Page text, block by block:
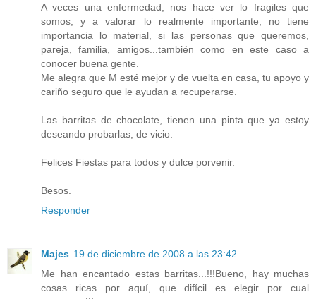
A veces una enfermedad, nos hace ver lo fragiles que
somos, y a valorar lo realmente importante, no tiene
importancia lo material, si las personas que queremos,
pareja, familia, amigos...también como en este caso a
conocer buena gente.
Me alegra que M esté mejor y de vuelta en casa, tu apoyo y
cariño seguro que le ayudan a recuperarse.
Las barritas de chocolate, tienen una pinta que ya estoy
deseando probarlas, de vicio.
Felices Fiestas para todos y dulce porvenir.
Besos.
Responder
Majes 19 de diciembre de 2008 a las 23:42
Me han encantado estas barritas...!!!Bueno, hay muchas
cosas ricas por aquí, que difícil es elegir por cual